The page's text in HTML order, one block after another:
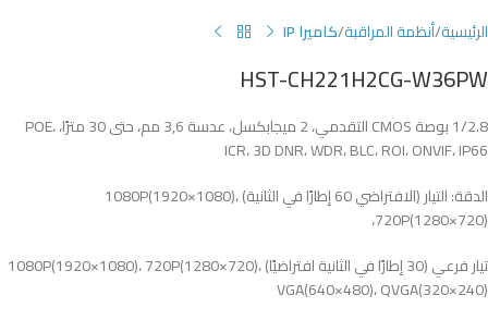
الرئيسية أنظمة المراقبة كاميرا IP
HST-CH221H2CG-W36PW
1/2.8 بوصة CMOS التقدمي، 2 ميجابكسل، عدسة 3,6 مم، حتى 30 مترًا، POE،
ICR، 3D DNR، WDR، BLC، ROI، ONVIF، IP66
الدقة: التيار (الافتراضي 60 إطارًا في الثانية) 1080P(1920×1080)،
720P(1280×720)،
تيار فرعي (30 إطارًا في الثانية افتراضيًا) 1080P(1920×1080)، 720P(1280×720)،
VGA(640×480)، QVGA(320×240)